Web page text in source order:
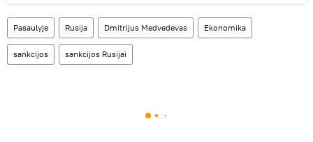
Pasaulyje Rusija Dmitrijus Medvedevas Ekonomika
sankcijos sankcijos Rusijai